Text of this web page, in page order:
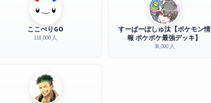
ここぺりGO
118,000 人
すーぱーぽしゅ汰【ポケモン情
報 ポケポケ最強デッキ】
38,000 人